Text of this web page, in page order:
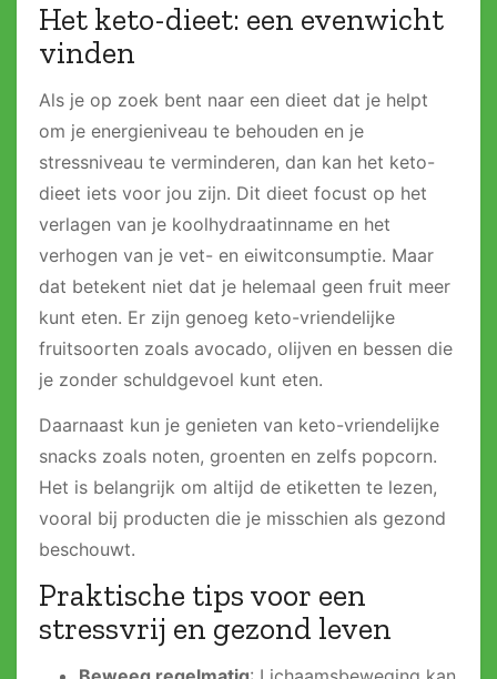
Het keto-dieet: een evenwicht
vinden
Als je op zoek bent naar een dieet dat je helpt
om je energieniveau te behouden en je
stressniveau te verminderen, dan kan het keto-
dieet iets voor jou zijn. Dit dieet focust op het
verlagen van je koolhydraatinname en het
verhogen van je vet- en eiwitconsumptie​​. Maar
dat betekent niet dat je helemaal geen fruit meer
kunt eten​. Er zijn genoeg keto-vriendelijke
fruitsoorten zoals avocado, olijven en bessen die
je zonder schuldgevoel kunt eten​.
Daarnaast kun je genieten van keto-vriendelijke
snacks zoals noten, groenten en zelfs popcorn​.
Het is belangrijk om altijd de etiketten te lezen,
vooral bij producten die je misschien als gezond
beschouwt​.
Praktische tips voor een
stressvrij en gezond leven